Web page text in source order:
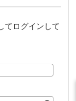
てログインして